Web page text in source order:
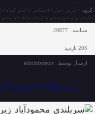
گروه : آخرین اخبار / اجتماعی / اخبار کوتاه /
مازندران و شهرستان ها
/ محمودآباد / ورزشی
شناسه : 20877
203 بازدید
ارسال توسط : administrator
زیرسایه ۸ پرچمدار المپیک، پارالمپیک و جهان